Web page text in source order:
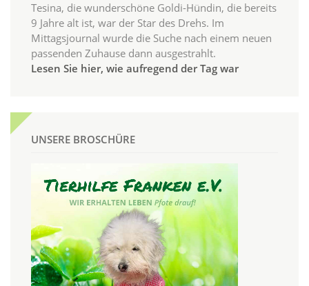
Tesina, die wunderschöne Goldi-Hündin, die bereits
9 Jahre alt ist, war der Star des Drehs. Im
Mittagsjournal wurde die Suche nach einem neuen
passenden Zuhause dann ausgestrahlt.
Lesen Sie hier, wie aufregend der Tag war
UNSERE BROSCHÜRE